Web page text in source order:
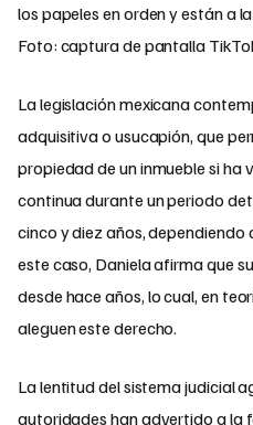
los papeles en orden y están a
Foto: captura de pantalla
La legislación mexicana
adquisitiva o usucapión, que
propiedad de un inmueble si
continua durante un periodo
cinco y diez años,
este caso, Daniela afirma que
desde hace años, lo cual, en
aleguen este derecho.
La lentitud del sistema judicial
autoridades han advertido a la